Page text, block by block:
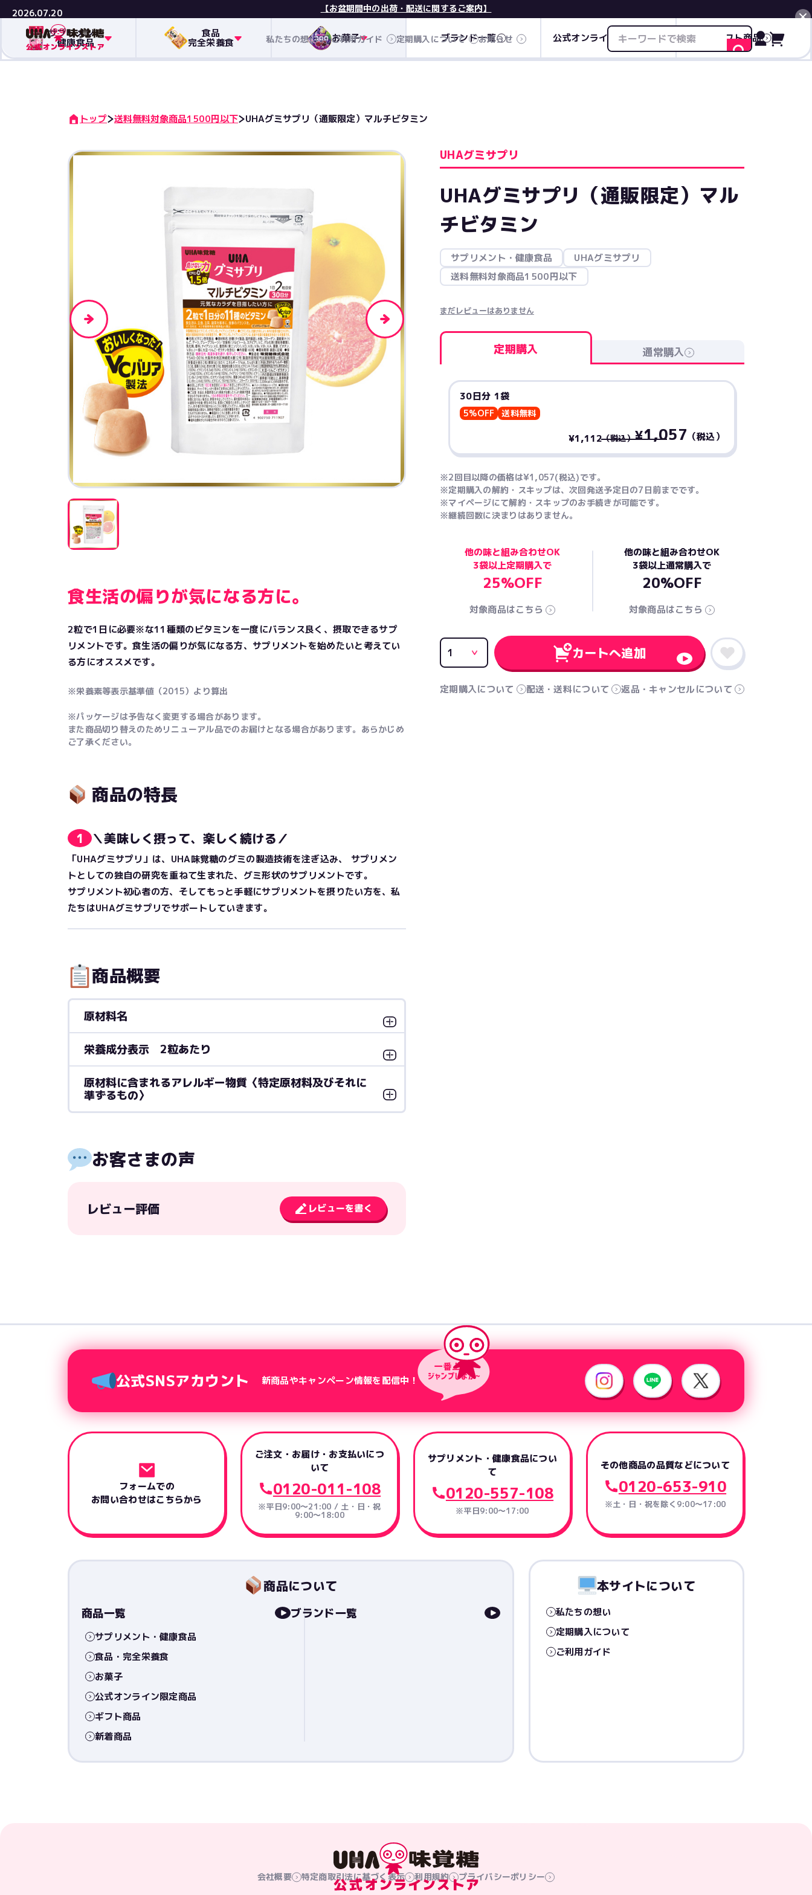
2026.07.20 【お盆期間中の出荷・配送に関するご案内】
私たちの想い ご利用ガイド 定期購入について お知らせ
サプリメント
健康食品
食品
完全栄養食 お菓子 ブランド一覧 公式オンライン限定商品 ギフト商品
閉じる
トップ 送料無料対象商品1500円以下 UHAグミサプリ（通販限定）マルチビタミン
UHAグミサプリ
UHAグミサプリ（通販限定）マル
チビタミン
サプリメント・健康食品
UHAグミサプリ
送料無料対象商品1500円以下
まだレビューはありません
定期購入 通常購入
30日分 1袋
5%OFF 送料無料
¥1,112（税込）¥1,057 （税込）
※2回目以降の価格は¥1,057(税込)です。
※定期購入の解約・スキップは、次回発送予定日の7日前までです。
※マイページにて解約・スキップのお手続きが可能です。
※継続回数に決まりはありません。
他の味と組み合わせOK
3袋以上定期購入で
25%OFF
対象商品はこちら
他の味と組み合わせOK
3袋以上通常購入で
20%OFF
対象商品はこちら
カートへ追加
定期購入について 配送・送料について 返品・キャンセルについて
食生活の偏りが気になる方に。
2粒で1日に必要※な11種類のビタミンを一度にバランス良く、摂取できるサプ
リメントです。食生活の偏りが気になる方、サプリメントを始めたいと考えてい
る方にオススメです。
※栄養素等表示基準値（2015）より算出
※パッケージは予告なく変更する場合があります。
また商品切り替えのためリニューアル品でのお届けとなる場合があります。あらかじめ
ご了承ください。
商品の特長
1 ＼美味しく摂って、楽しく続ける／
「UHAグミサプリ」は、UHA味覚糖のグミの製造技術を注ぎ込み、 サプリメン
トとしての独自の研究を重ねて生まれた、グミ形状のサプリメントです。
サプリメント初心者の方、そしてもっと手軽にサプリメントを摂りたい方を、私
たちはUHAグミサプリでサポートしていきます。
商品概要
原材料名
栄養成分表示 2粒あたり
原材料に含まれるアレルギー物質〈特定原材料及びそれに
準ずるもの〉
お客さまの声
レビュー評価 レビューを書く
公式SNSアカウント 新商品やキャンペーン情報を配信中！
フォームでの
お問い合わせはこちらから
ご注文・お届け・お支払いにつ
いて
0120-011-108
※平日9:00～21:00 / 土・日・祝
9:00～18:00
サプリメント・健康食品につい
て
0120-557-108
※平日9:00～17:00
その他商品の品質などについて
0120-653-910
※土・日・祝を除く9:00〜17:00
商品について
商品一覧
サプリメント・健康食品
食品・完全栄養食
お菓子
公式オンライン限定商品
ギフト商品
新着商品
ブランド一覧
本サイトについて
私たちの想い
定期購入について
ご利用ガイド
会社概要 特定商取引法に基づく表示 利用規約 プライバシーポリシー